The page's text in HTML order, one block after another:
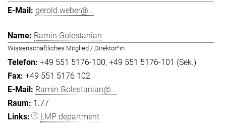
gerold.weber@...
Ramin Golestanian
Wissenschaftliches Mitglied / Direktor*in
+49 551 5176-100 +49 551 5176-101 (Sek.)
+49 551 5176 102
Ramin.Golestanian@...
1.77
LMP department